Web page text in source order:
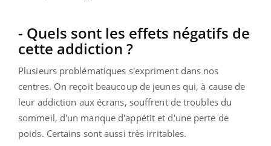
- Quels sont les effets négatifs de
cette addiction ?
Plusieurs problématiques s'expriment dans nos
centres. On reçoit beaucoup de jeunes qui, à cause de
leur addiction aux écrans, souffrent de troubles du
sommeil, d'un manque d'appétit et d'une perte de
poids. Certains sont aussi très irritables.